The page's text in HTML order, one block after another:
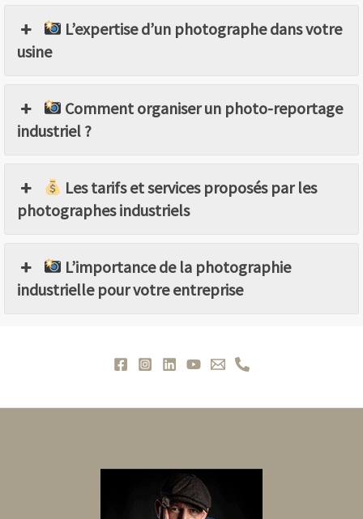
L’expertise d’un photographe dans votre
usine
Comment organiser un photo-reportage
industriel ?
Les tarifs et services proposés par les
photographes industriels
L’importance de la photographie
industrielle pour votre entreprise